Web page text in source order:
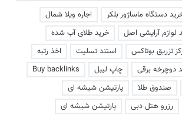
دستگاه ماساژور بلکر
اجاره ویلا شمال
لوازم آرایشی اصل
خرید طلای آب شده
تزریق بوتاکس استند تسلیت
اخذ رتبه
دوچرخه برقی چاپ لیبل
Buy backlinks
صندوق طلا
پارتیشن شیشه ای
رزرو هتل دبی پارتیشن شیشه ای